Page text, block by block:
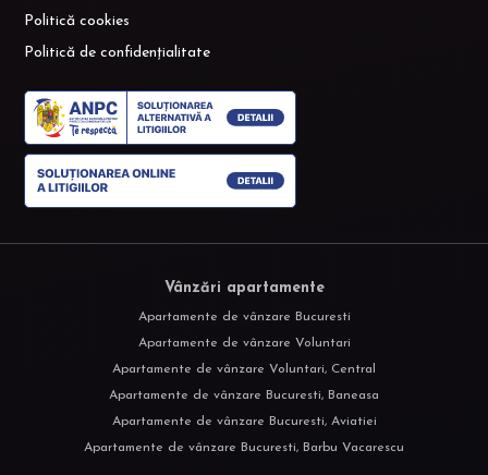
Politică cookies
Politică de confidențialitate
Vânzări apartamente
Apartamente de vânzare Bucuresti
Apartamente de vânzare Voluntari
Apartamente de vânzare Voluntari, Central
Apartamente de vânzare Bucuresti, Baneasa
Apartamente de vânzare Bucuresti, Aviatiei
Apartamente de vânzare Bucuresti, Barbu Vacarescu